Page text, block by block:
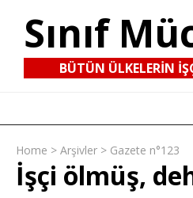
Sınıf
BÜTÜN ÜLKELERIN
Home > Arşivler > Gazete n°123
İşçi ölmüş,